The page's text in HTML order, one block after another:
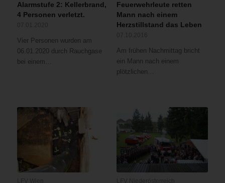
Alarmstufe 2: Kellerbrand,
4 Personen verletzt.
Vier Personen wurden am
06.01.2020 durch Rauchgase
bei einem…
Feuerwehrleute retten
Mann nach einem
Herzstillstand das Leben
Am frühen Nachmittag bricht
ein Mann nach einem
plötzlichen…